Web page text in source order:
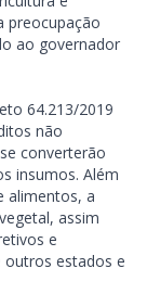
preocupação
ao governador
64.213/2019
não
converterão
insumos. Além
alimentos, a
assim
e
outros estados e